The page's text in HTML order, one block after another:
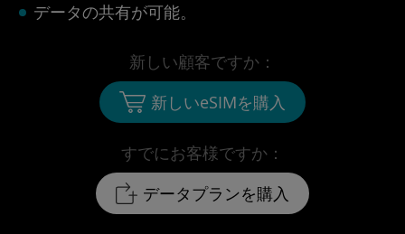
データの共有が可能。
すでにお客様ですか：
データプランを購入
新しい顧客ですか：
新しいeSIMを購入